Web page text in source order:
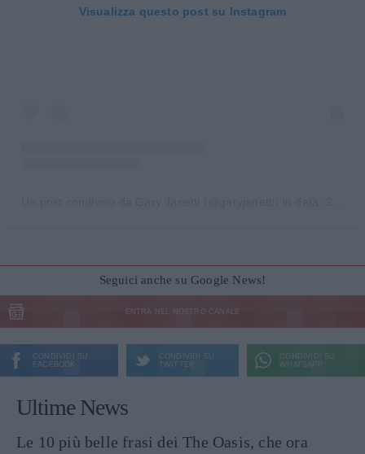
Visualizza questo post su Instagram
Seguici anche su Google News!
ENTRA NEL NOSTRO CANALE
CONDIVIDI SU
FACEBOOK
CONDIVIDI SU
TWITTER
CONDIVIDI SU
WHATSAPP
Ultime News
Le 10 più belle frasi dei The Oasis, che ora